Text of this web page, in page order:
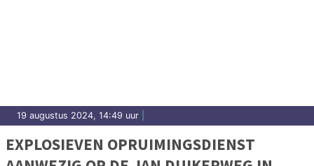
19 augustus 2024, 14:49 uur
EXPLOSIEVEN OPRUIMINGSDIENST